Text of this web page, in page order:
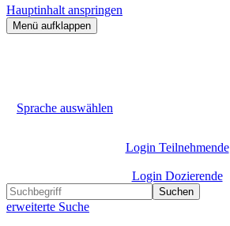
Hauptinhalt anspringen
Menü aufklappen
Sprache auswählen
Login Teilnehmende
Login Dozierende
Suchen
erweiterte Suche